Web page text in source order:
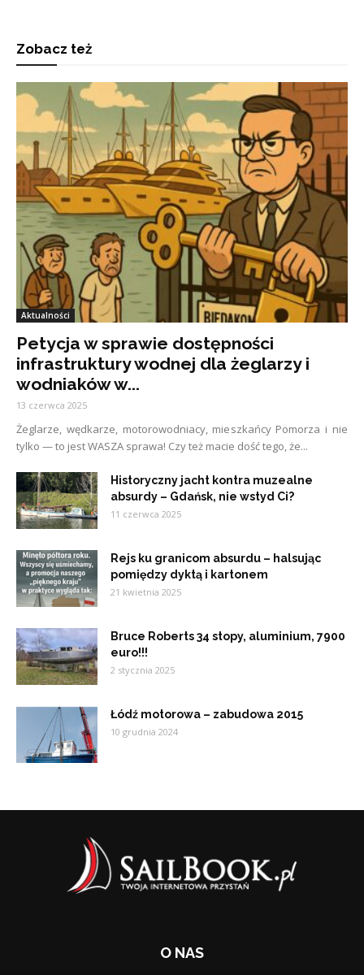
Zobacz też
Aktualności
Petycja w sprawie dostępności
infrastruktury wodnej dla żeglarzy i
wodniaków w...
13 czerwca 2025
Żeglarze, wędkarze, motorowodniacy, mieszkańcy Pomorza i nie
tylko — to jest WASZA sprawa! Czy też macie dość tego, że...
Historyczny jacht kontra muzealne
absurdy – Gdańsk, nie wstyd Ci?
11 czerwca 2025
Rejs ku granicom absurdu – halsując
pomiędzy dyktą i kartonem
21 kwietnia 2025
Bruce Roberts 34 stopy, aluminium, 7900
euro!!!
2 stycznia 2025
Łódź motorowa – zabudowa 2015
10 grudnia 2024
O NAS